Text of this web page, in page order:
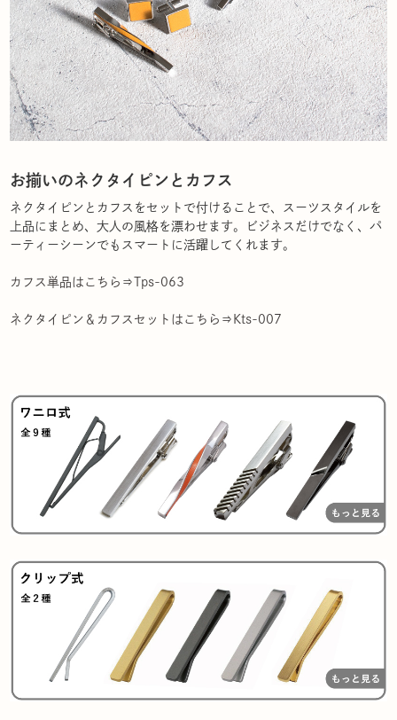
お揃いのネクタイピンとカフス
ネクタイピンとカフスをセットで付けることで、スーツスタイルを
上品にまとめ、大人の風格を漂わせます。ビジネスだけでなく、パ
ーティーシーンでもスマートに活躍してくれます。
カフス単品はこちら⇒Tps-063
ネクタイピン＆カフスセットはこちら⇒Kts-007